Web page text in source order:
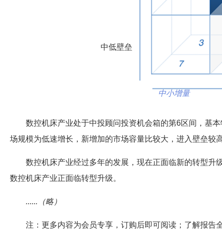
中低壁垒
中小增量
数控机床产业处于中投顾问投资机会箱的第6区间，基本
场规模为低速增长，新增加的市场容量比较大，进入壁垒较
数控机床产业经过多年的发展，现在正面临新的转型升
数控机床产业正面临转型升级。
......（略）
注：更多内容为会员专享，订购后即可阅读；了解报告